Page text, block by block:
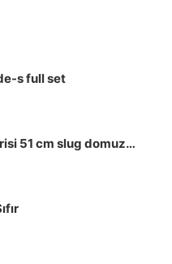
s full set
Beratta 301 serisi 51 cm slug domuz tüfeği